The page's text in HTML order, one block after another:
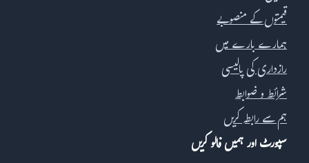
قیمتوں کے منصوبے
ہمارے بارے میں
رازداری کی پالیسی
شرائط و ضوابط
ہم سے رابطہ کریں
سپورٹ اور ہمیں فالو کریں